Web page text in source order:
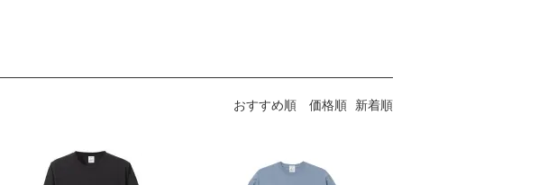
おすすめ順 価格順 新着順